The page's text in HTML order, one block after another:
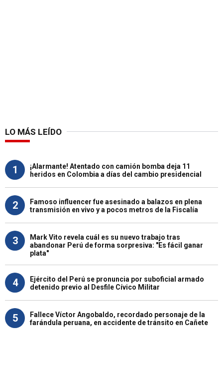
LO MÁS LEÍDO
1
¡Alarmante! Atentado con camión bomba deja 11
heridos en Colombia a días del cambio presidencial
2
Famoso influencer fue asesinado a balazos en plena
transmisión en vivo y a pocos metros de la Fiscalía
3
Mark Vito revela cuál es su nuevo trabajo tras
abandonar Perú de forma sorpresiva: "Es fácil ganar
plata"
4
Ejército del Perú se pronuncia por suboficial armado
detenido previo al Desfile Cívico Militar
5
Fallece Víctor Angobaldo, recordado personaje de la
farándula peruana, en accidente de tránsito en Cañete